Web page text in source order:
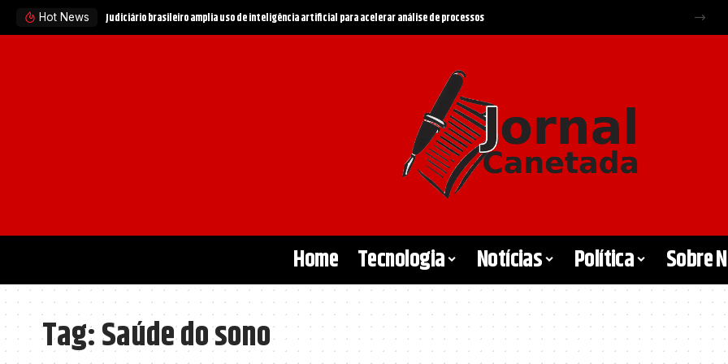
Hot News Judiciário brasileiro amplia uso de inteligência artificial para acelerar análise de processos
Home Tecnologia Notícias Política Sobre
Tag:Saúde do sono